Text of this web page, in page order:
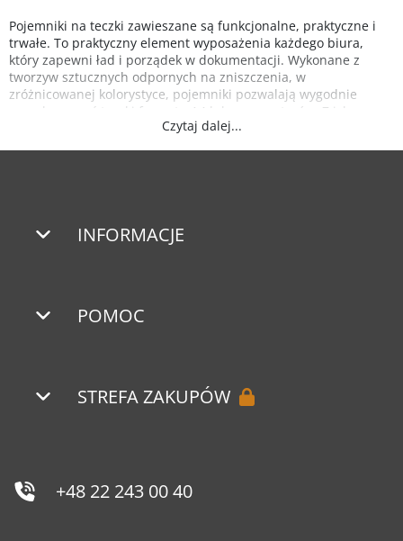
Pojemniki na teczki zawieszane są funkcjonalne, praktyczne i
trwałe. To praktyczny element wyposażenia każdego biura,
który zapewni ład i porządek w dokumentacji. Wykonane z
tworzyw sztucznych odpornych na zniszczenia, w
zróżnicowanej kolorystyce, pojemniki pozwalają wygodnie
przechowywać teczki formatu A4 lub segregatorów. Z ich
pomocą tworzyć można archiwa, przechowywać w nich ważne
Czytaj dalej...
INFORMACJE
POMOC
STREFA ZAKUPÓW
+48 22 243 00 40